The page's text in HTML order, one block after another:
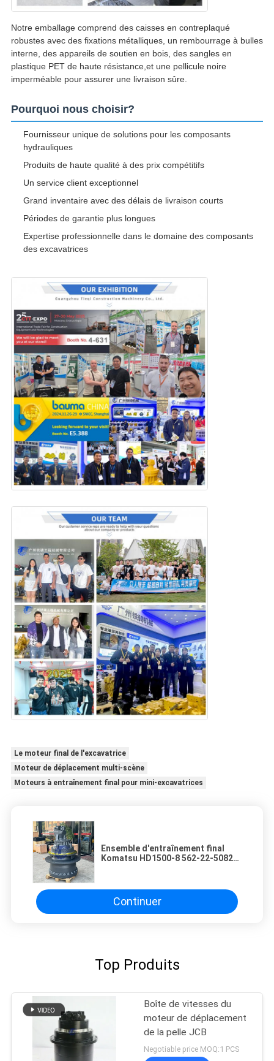
Notre emballage comprend des caisses en contreplaqué
robustes avec des fixations métalliques, un rembourrage à bulles
interne, des appareils de soutien en bois, des sangles en
plastique PET de haute résistance,et une pellicule noire
imperméable pour assurer une livraison sûre.
Pourquoi nous choisir?
Fournisseur unique de solutions pour les composants
hydrauliques
Produits de haute qualité à des prix compétitifs
Un service client exceptionnel
Grand inventaire avec des délais de livraison courts
Périodes de garantie plus longues
Expertise professionnelle dans le domaine des composants
des excavatrices
Le moteur final de l'excavatrice
Moteur de déplacement multi-scène
Moteurs à entraînement final pour mini-excavatrices
Ensemble d'entraînement final
Komatsu HD1500-8 562-22-50820
de camion de transport à haute
performance
Continuer
Top Produits
Boîte de vitesses du
moteur de déplacement
de la pelle JCB
Negotiable price MOQ:1 PCS